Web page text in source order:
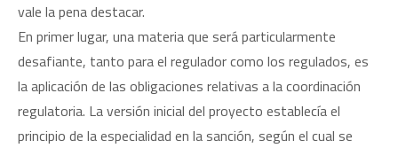
vale la pena destacar.
En primer lugar, una materia que será particularmente
desafiante, tanto para el regulador como los regulados, es
la aplicación de las obligaciones relativas a la coordinación
regulatoria. La versión inicial del proyecto establecía el
principio de la especialidad en la sanción, según el cual se